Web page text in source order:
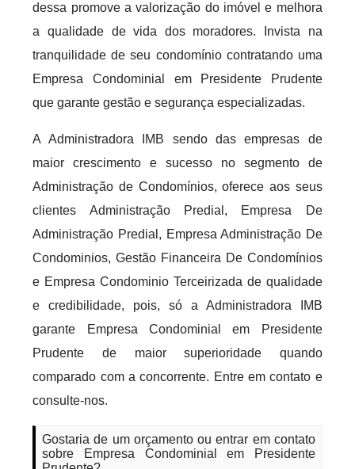
dessa promove a valorização do imóvel e melhora
a qualidade de vida dos moradores. Invista na
tranquilidade de seu condomínio contratando uma
Empresa Condominial em Presidente Prudente
que garante gestão e segurança especializadas.
A Administradora IMB sendo das empresas de
maior crescimento e sucesso no segmento de
Administração de Condomínios, oferece aos seus
clientes Administração Predial, Empresa De
Administração Predial, Empresa Administração De
Condominios, Gestão Financeira De Condomínios
e Empresa Condominio Terceirizada de qualidade
e credibilidade, pois, só a Administradora IMB
garante Empresa Condominial em Presidente
Prudente de maior superioridade quando
comparado com a concorrente. Entre em contato e
consulte-nos.
Gostaria de um orçamento ou entrar em contato
sobre Empresa Condominial em Presidente